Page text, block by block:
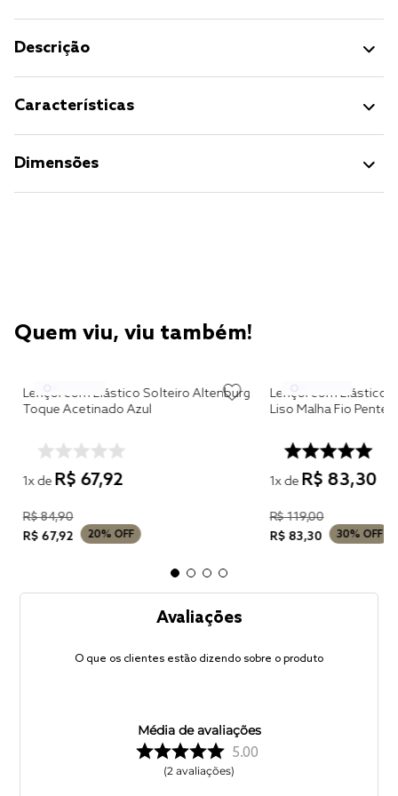
Descrição
Características
Dimensões
Quem viu, viu também!
Lençol com Elástico Solteiro Altenburg
Toque Acetinado Azul
1x de R$ 67,92
R$84,90
R$ 67,92 20% OFF
Lençol com Elástico
1x de R$ 83,30
R$119,00
R$ 83,30 30% OFF
Avaliações
O que os clientes estão dizendo sobre o produto
Média de avaliações
5.00
2 avaliações